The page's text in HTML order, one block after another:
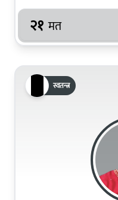
२१ मत
स्वतन्त्र